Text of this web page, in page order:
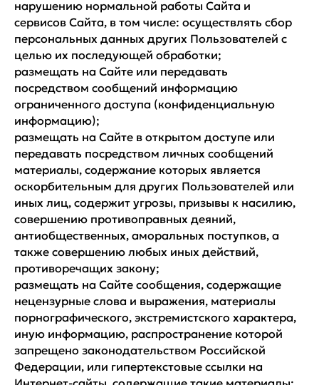
нарушению нормальной работы Сайта и
сервисов Сайта, в том числе: осуществлять сбор
персональных данных других Пользователей с
целью их последующей обработки;
размещать на Сайте или передавать
посредством сообщений информацию
ограниченного доступа (конфиденциальную
информацию);
размещать на Сайте в открытом доступе или
передавать посредством личных сообщений
материалы, содержание которых является
оскорбительным для других Пользователей или
иных лиц, содержит угрозы, призывы к насилию,
совершению противоправных деяний,
антиобщественных, аморальных поступков, а
также совершению любых иных действий,
противоречащих закону;
размещать на Сайте сообщения, содержащие
нецензурные слова и выражения, материалы
порнографического, экстремистского характера,
иную информацию, распространение которой
запрещено законодательством Российской
Федерации, или гипертекстовые ссылки на